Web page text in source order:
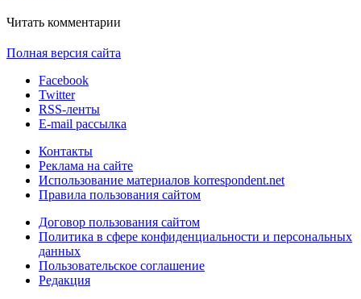
Читать комментарии
Полная версия сайта
Facebook
Twitter
RSS-ленты
E-mail рассылка
Контакты
Реклама на сайте
Использование материалов korrespondent.net
Правила пользования сайтом
Договор пользования сайтом
Политика в сфере конфиденциальности и персональных
данных
Пользовательское соглашение
Редакция